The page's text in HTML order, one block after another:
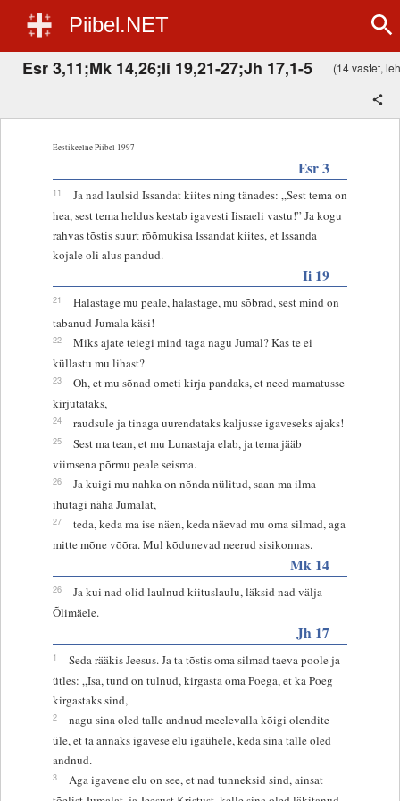
Piibel.NET
Esr 3,11;Mk 14,26;Ii 19,21-27;Jh 17,1-5 (14 vastet,
Eestikeelne Piibel 1997
Esr 3
11
Ja nad laulsid Issandat kiites ning tänades: „Sest tema on
hea, sest tema heldus kestab igavesti Iisraeli vastu!” Ja kogu
rahvas tõstis suurt rõõmukisa Issandat kiites, et Issanda
kojale oli alus pandud.
Ii 19
21
Halastage mu peale, halastage, mu sõbrad, sest mind on
tabanud Jumala käsi!
22
Miks ajate teiegi mind taga nagu Jumal? Kas te ei
küllastu mu lihast?
23
Oh, et mu sõnad ometi kirja pandaks, et need raamatusse
kirjutataks,
24 raudsule ja tinaga uurendataks kaljusse igaveseks ajaks!
25
Sest ma tean, et mu Lunastaja elab, ja tema jääb
viimsena põrmu peale seisma.
26
Ja kuigi mu nahka on nõnda nülitud, saan ma ilma
ihutagi näha Jumalat,
27
teda, keda ma ise näen, keda näevad mu oma silmad, aga
mitte mõne võõra. Mul kõdunevad neerud sisikonnas.
Mk 14
26
Ja kui nad olid laulnud kiituslaulu, läksid nad välja
Õlimäele.
Jh 17
1
Seda rääkis Jeesus. Ja ta tõstis oma silmad taeva poole ja
ütles: „Isa, tund on tulnud, kirgasta oma Poega, et ka Poeg
kirgastaks sind,
2
nagu sina oled talle andnud meelevalla kõigi olendite
üle, et ta annaks igavese elu igaühele, keda sina talle oled
andnud.
3
Aga igavene elu on see, et nad tunneksid sind, ainsat